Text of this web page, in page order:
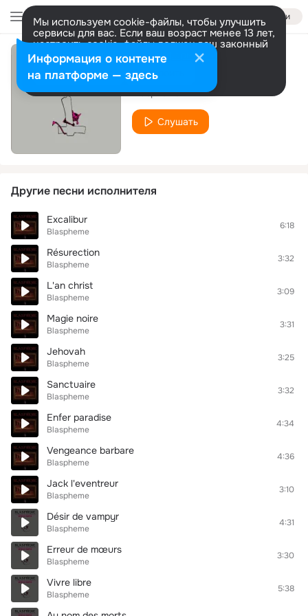
Войти
Мы используем cookie-файлы, чтобы улучшить
сервисы для вас. Если ваш возраст менее 13 лет,
настроить cookie-файлы должен ваш законный
представитель. Больше информации
Разрешить все Настроить
Taxer le peuple
Blaspheme
Слушать
Другие песни исполнителя
Excalibur
Blaspheme
6:18
Résurection
Blaspheme
3:32
L'an christ
Blaspheme
3:09
Magie noire
Blaspheme
3:31
Jehovah
Blaspheme
3:25
Sanctuaire
Blaspheme
3:32
Enfer paradise
Blaspheme
4:34
Vengeance barbare
Blaspheme
4:36
Jack l'eventreur
Blaspheme
3:10
Désir de vampyr
Blaspheme
4:31
Erreur de mœurs
Blaspheme
3:30
Vivre libre
Blaspheme
5:38
Информация о контенте
на платформе — здесь